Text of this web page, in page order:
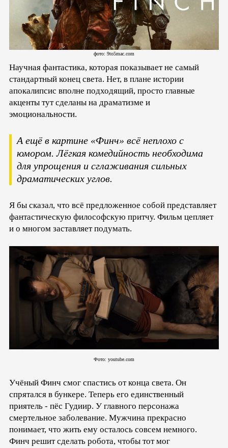
фото: 9to5mac.com
Научная фантастика, которая показывает не самый
стандартный конец света. Нет, в плане истории
апокалипсис вполне подходящий, просто главные
акценты тут сделаны на драматизме и
эмоциональности.
А ещё в картине «Финч» всё неплохо с
юмором. Лёгкая комедийность необходима
для упрощения и сглаживания сильных
драматических углов.
Я бы сказал, что всё предложенное собой представляет
фантастическую философскую притчу. Фильм цепляет
и о многом заставляет подумать.
Фото: youtube.com
Учёный Финч смог спастись от конца света. Он
спрятался в бункере. Теперь его единственный
приятель - пёс Гудиир. У главного персонажа
смертельное заболевание. Мужчина прекрасно
понимает, что жить ему осталось совсем немного.
Финч решит сделать робота, чтобы тот мог